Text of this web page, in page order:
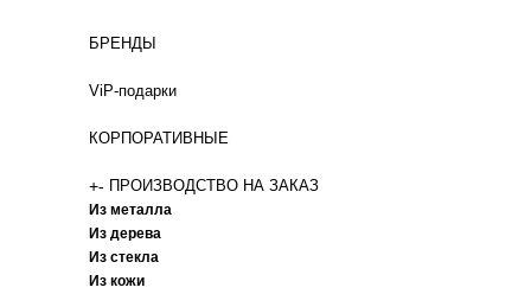
БРЕНДЫ
ViP-подарки
КОРПОРАТИВНЫЕ
+- ПРОИЗВОДСТВО НА ЗАКАЗ
Из металла
Из дерева
Из стекла
Из кожи